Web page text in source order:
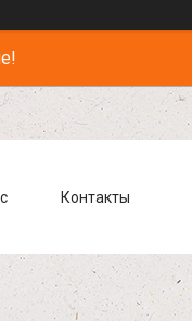
Контакты